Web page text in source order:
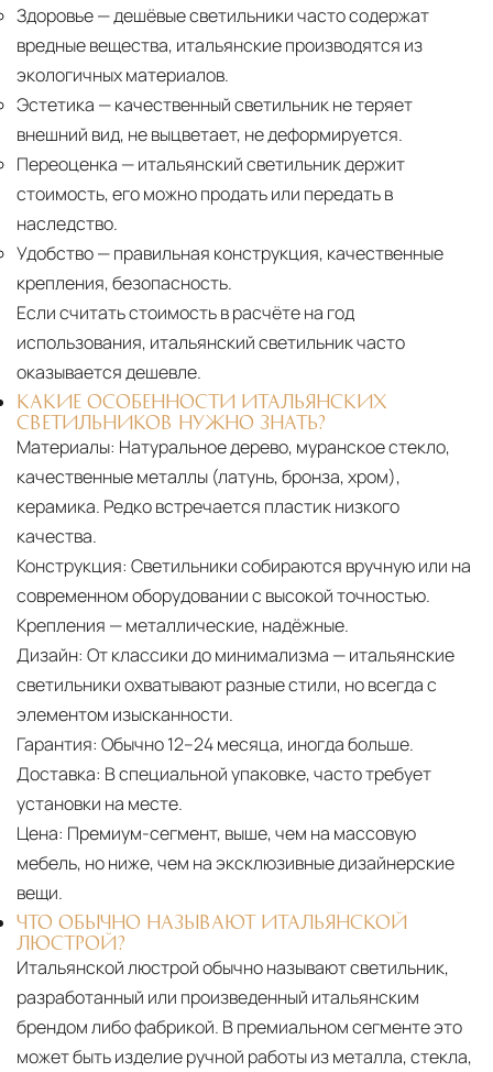
Здоровье— дешёвые светильники часто содержат
вредные вещества, итальянские производятся из
экологичных материалов.
Эстетика — качественный светильник не теряет
внешний вид, не выцветает, не деформируется.
Переоценка — итальянский светильник держит
стоимость, его можно продать или передать в
наследство.
Удобство— правильная конструкция, качественные
крепления, безопасность.
Если считать стоимость в расчёте на год
использования, итальянский светильник часто
оказывается дешевле.
КАКИЕ ОСОБЕННОСТИ ИТАЛЬЯНСКИХ
СВЕТИЛЬНИКОВ НУЖНО ЗНАТЬ?
Материалы: Натуральное дерево, муранское стекло,
качественные металлы (латунь, бронза, хром),
керамика. Редко встречается пластик низкого
качества.
Конструкция: Светильники собираются вручную или на
современном оборудовании с высокой точностью.
Крепления — металлические, надёжные.
Дизайн: От классики до минимализма — итальянские
светильники охватывают разные стили, но всегда с
элементом изысканности.
Гарантия: Обычно 12–24 месяца, иногда больше.
Доставка: В специальной упаковке, часто требует
установки на месте.
Цена: Премиум-сегмент, выше, чем на массовую
мебель, но ниже, чем на эксклюзивные дизайнерские
вещи.
ЧТО ОБЫЧНО НАЗЫВАЮТ ИТАЛЬЯНСКОЙ
ЛЮСТРОЙ?
Итальянской люстрой обычно называют светильник,
разработанный или произведенный итальянским
брендом либо фабрикой. В премиальном сегменте это
может быть изделие ручной работы из металла, стекла,